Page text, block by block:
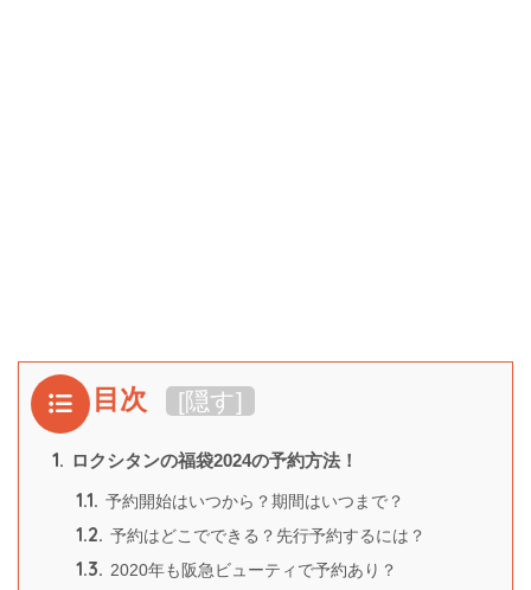
目次 [隠す]
1. ロクシタンの福袋2024の予約方法！
1.1. 予約開始はいつから？期間はいつまで？
1.2. 予約はどこでできる？先行予約するには？
1.3. 2020年も阪急ビューティで予約あり？